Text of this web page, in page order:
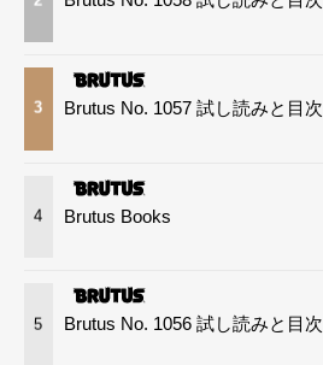
3 Brutus No. 1057 試し読みと目次
4 Brutus Books
5 Brutus No. 1056 試し読みと目次